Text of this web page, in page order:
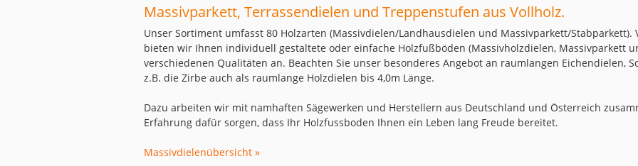
Massivparkett, Terrassendielen und Treppenstufen aus Vollholz.
Unser Sortiment umfasst 80 Holzarten (Massivdielen/Landhausdielen und Massivparkett/Stabparkett).
bieten wir Ihnen individuell gestaltete oder einfache Holzfußböden (Massivholzdielen, Massivparkett
verschiedenen Qualitäten an. Beachten Sie unser besonderes Angebot an raumlangen Eichendielen,
z.B. die Zirbe auch als raumlange Holzdielen bis 4,0m Länge.
Dazu arbeiten wir mit namhaften Sägewerken und Herstellern aus Deutschland und Österreich
Erfahrung dafür sorgen, dass Ihr Holzfussboden Ihnen ein Leben lang Freude bereitet.
Massivdielenübersicht »